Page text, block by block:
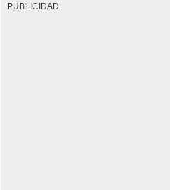
PUBLICIDAD